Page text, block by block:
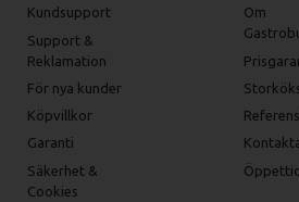
Kundsupport
Support &
Reklamation
För nya kunder
Köpvillkor
Garanti
Säkerhet &
Cookies
Om